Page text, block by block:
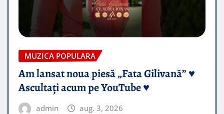
MUZICA POPULARA
Am lansat noua piesă „Fata Gilivană” ♥️
Ascultați acum pe YouTube ♥️
admin aug. 3, 2026